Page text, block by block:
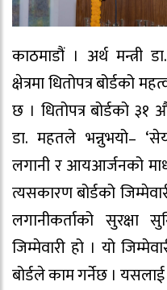
काठमाडौं । अर्थ मन्त्री
क्षेत्रमा धितोपत्र बोर्डको
छ । धितोपत्र बोर्डको ३१
डा. महतले भन्नुभयो–
लगानी र आयआर्जनको
त्यसकारण बोर्डको
लगानीकर्ताको सुरक्षा
जिम्मेवारी हो । यो
बोर्डले काम गर्नेछ ।